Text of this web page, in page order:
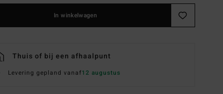
In winkelwagen
Thuis of bij een afhaalpunt
Levering gepland vanaf12 augustus